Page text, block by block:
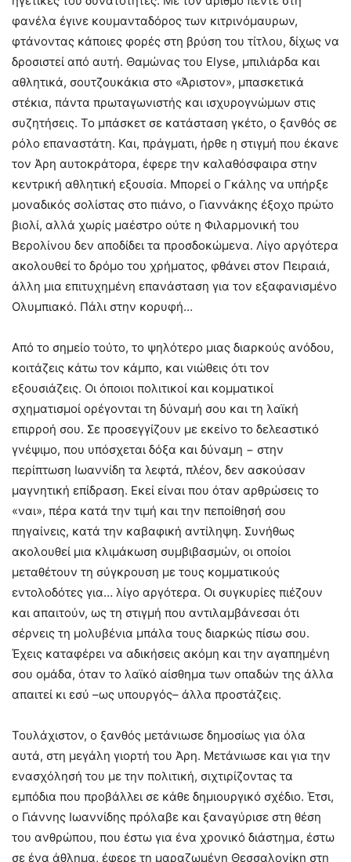
φανέλα έγινε κουμανταδόρος των κιτρινόμαυρων,
φτάνοντας κάποιες φορές στη βρύση του τίτλου, δίχως να
δροσιστεί από αυτή. Θαμώνας του Elyse, μπιλιάρδα και
αθλητικά, σουτζουκάκια στο «Άριστον», μπασκετικά
στέκια, πάντα πρωταγωνιστής και ισχυρογνώμων στις
συζητήσεις. Το μπάσκετ σε κατάσταση γκέτο, ο ξανθός σε
ρόλο επαναστάτη. Και, πράγματι, ήρθε η στιγμή που έκανε
τον Άρη αυτοκράτορα, έφερε την καλαθόσφαιρα στην
κεντρική αθλητική εξουσία. Μπορεί ο Γκάλης να υπήρξε
μοναδικός σολίστας στο πιάνο, ο Γιαννάκης έξοχο πρώτο
βιολί, αλλά χωρίς μαέστρο ούτε η Φιλαρμονική του
Βερολίνου δεν αποδίδει τα προσδοκώμενα. Λίγο αργότερα
ακολουθεί το δρόμο του χρήματος, φθάνει στον Πειραιά,
άλλη μια επιτυχημένη επανάσταση για τον εξαφανισμένο
Ολυμπιακό. Πάλι στην κορυφή…
Από το σημείο τούτο, το ψηλότερο μιας διαρκούς ανόδου,
κοιτάζεις κάτω τον κάμπο, και νιώθεις ότι τον
εξουσιάζεις. Οι όποιοι πολιτικοί και κομματικοί
σχηματισμοί ορέγονται τη δύναμή σου και τη λαϊκή
επιρροή σου. Σε προσεγγίζουν με εκείνο το δελεαστικό
γνέψιμο, που υπόσχεται δόξα και δύναμη − στην
περίπτωση Ιωαννίδη τα λεφτά, πλέον, δεν ασκούσαν
μαγνητική επίδραση. Εκεί είναι που όταν αρθρώσεις το
«ναι», πέρα κατά την τιμή και την πεποίθησή σου
πηγαίνεις, κατά την καβαφική αντίληψη. Συνήθως
ακολουθεί μια κλιμάκωση συμβιβασμών, οι οποίοι
μεταθέτουν τη σύγκρουση με τους κομματικούς
εντολοδότες για… λίγο αργότερα. Οι συγκυρίες πιέζουν
και απαιτούν, ως τη στιγμή που αντιλαμβάνεσαι ότι
σέρνεις τη μολυβένια μπάλα τους διαρκώς πίσω σου.
Έχεις καταφέρει να αδικήσεις ακόμη και την αγαπημένη
σου ομάδα, όταν το λαϊκό αίσθημα των οπαδών της άλλα
απαιτεί κι εσύ –ως υπουργός– άλλα προστάζεις.
Τουλάχιστον, ο ξανθός μετάνιωσε δημοσίως για όλα
αυτά, στη μεγάλη γιορτή του Άρη. Μετάνιωσε και για την
ενασχόλησή του με την πολιτική, σιχτιρίζοντας τα
εμπόδια που προβάλλει σε κάθε δημιουργικό σχέδιο. Έτσι,
ο Γιάννης Ιωαννίδης πρόλαβε και ξαναγύρισε στη θέση
του ανθρώπου, που έστω για ένα χρονικό διάστημα, έστω
σε ένα άθλημα, έφερε τη μαραζωμένη Θεσσαλονίκη στη